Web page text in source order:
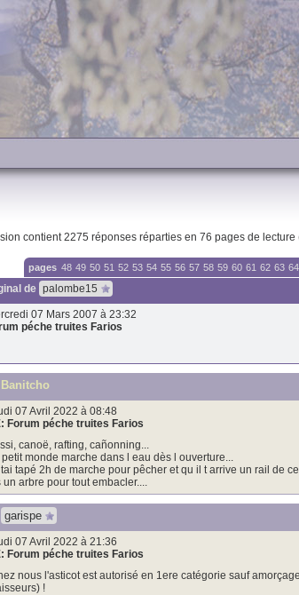
contient2275 réponses réparties en 76 pages de lecture
pages 48 49 50 51 52 53 54 55 56 57 58 59 60 61 62 63 64
de palombe15
07 Mars 2007 à 23:32
péche truites Farios
Banitcho
07 Avril 2022 à 08:48
Forum péche truites Farios
canoë, rafting, cañonning...
petit monde marche dans l eau dès l ouverture...
tapé 2h de marche pour pêcher et qu il t arrive un rail de
arbre pour tout embacler....
garispe
07 Avril 2022 à 21:36
Forum péche truites Farios
nous l'asticot est autorisé en 1ere catégorie sauf
!